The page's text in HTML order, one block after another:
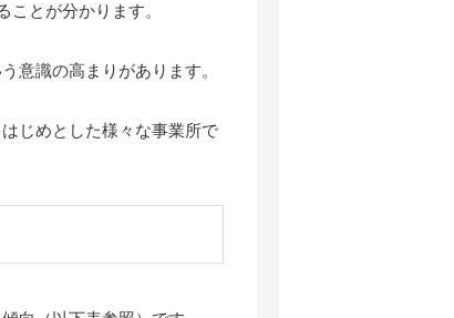
とが分かります。
意識の高まりがあります。
じめとした様々な事業所で